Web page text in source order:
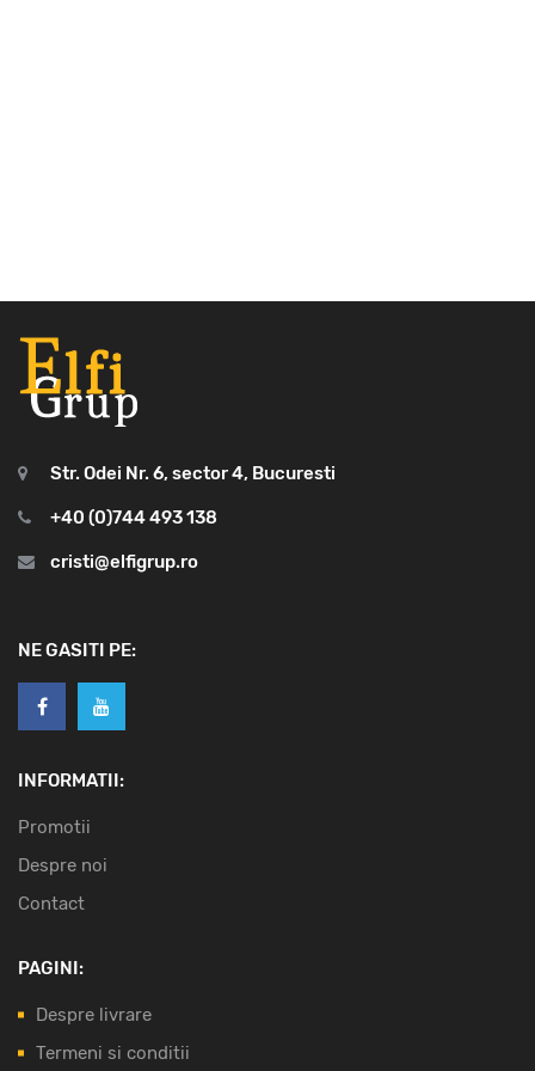
Str. Odei Nr. 6, sector 4, Bucuresti
+40 (0)744 493 138
cristi@elfigrup.ro
NE GASITI PE:
INFORMATII:
Promotii
Despre noi
Contact
PAGINI:
Despre livrare
Termeni si conditii